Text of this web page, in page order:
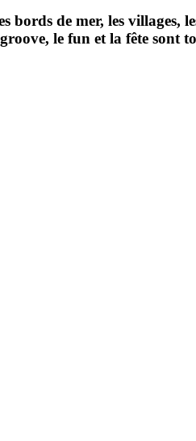
bords de mer, les
groove, le fun et la fête